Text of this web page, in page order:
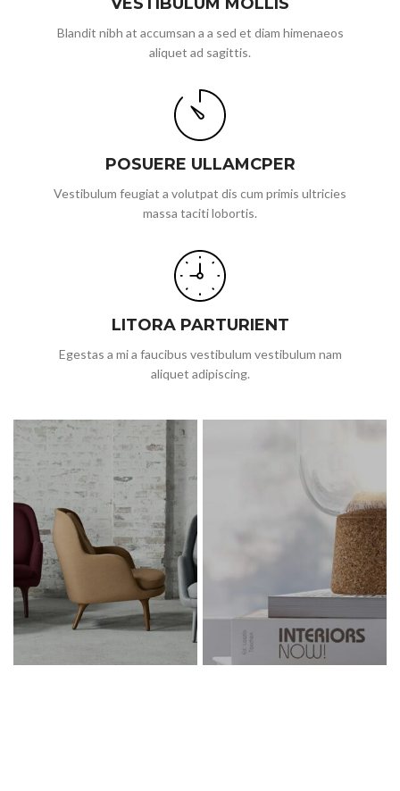
Blandit nibh at accumsan a a sed et diam himenaeos
aliquet ad sagittis.
POSUERE ULLAMCPER
Vestibulum feugiat a volutpat dis cum primis ultricies
massa taciti lobortis.
LITORA PARTURIENT
Egestas a mi a faucibus vestibulum vestibulum nam
aliquet adipiscing.